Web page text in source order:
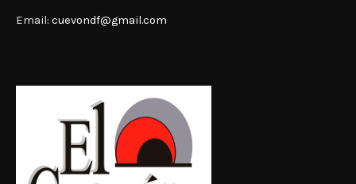
Email: cuevondf@gmail.com